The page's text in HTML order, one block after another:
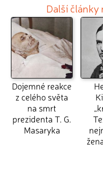
Další články
Dojemné reakce
z celého světa
na smrt
prezidenta T. G.
Masaryka